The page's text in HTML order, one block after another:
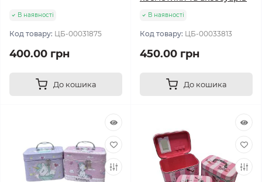
В наявності
Код товару: ЦБ-00031875
400.00 грн
До кошика
В наявності
Код товару: ЦБ-00033813
450.00 грн
До кошика